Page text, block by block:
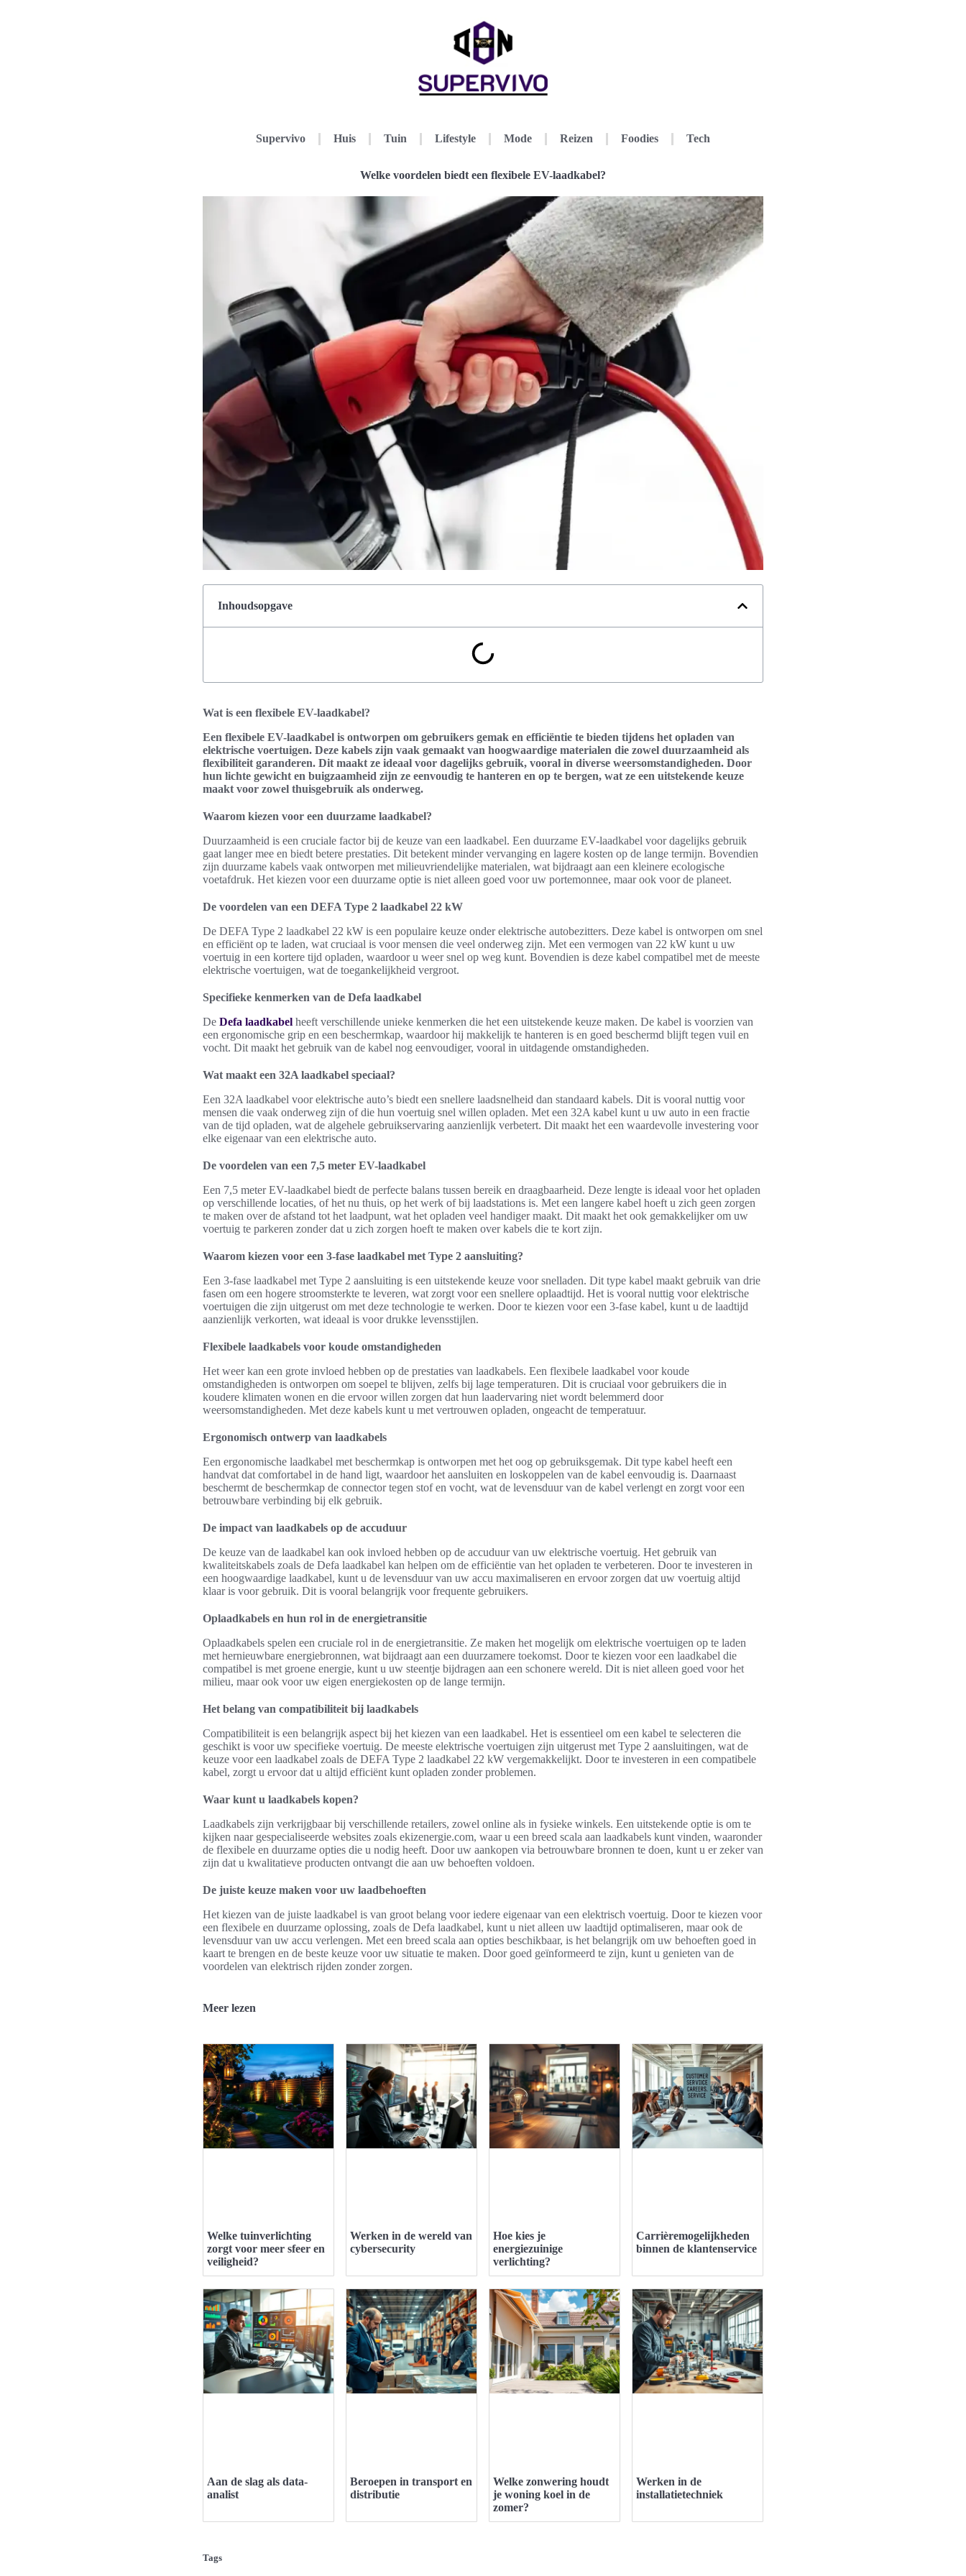
Supervivo Huis Tuin Lifestyle Mode Reizen Foodies Tech
Welke voordelen biedt een flexibele EV-laadkabel?
Inhoudsopgave
Wat is een flexibele EV-laadkabel?
Een flexibele EV-laadkabel is ontworpen om gebruikers gemak en efficiëntie te bieden tijdens het opladen van
elektrische voertuigen. Deze kabels zijn vaak gemaakt van hoogwaardige materialen die zowel duurzaamheid als
flexibiliteit garanderen. Dit maakt ze ideaal voor dagelijks gebruik, vooral in diverse weersomstandigheden. Door
hun lichte gewicht en buigzaamheid zijn ze eenvoudig te hanteren en op te bergen, wat ze een uitstekende keuze
maakt voor zowel thuisgebruik als onderweg.
Waarom kiezen voor een duurzame laadkabel?
Duurzaamheid is een cruciale factor bij de keuze van een laadkabel. Een duurzame EV-laadkabel voor dagelijks gebruik
gaat langer mee en biedt betere prestaties. Dit betekent minder vervanging en lagere kosten op de lange termijn. Bovendien
zijn duurzame kabels vaak ontworpen met milieuvriendelijke materialen, wat bijdraagt aan een kleinere ecologische
voetafdruk. Het kiezen voor een duurzame optie is niet alleen goed voor uw portemonnee, maar ook voor de planeet.
De voordelen van een DEFA Type 2 laadkabel 22 kW
De DEFA Type 2 laadkabel 22 kW is een populaire keuze onder elektrische autobezitters. Deze kabel is ontworpen om snel
en efficiënt op te laden, wat cruciaal is voor mensen die veel onderweg zijn. Met een vermogen van 22 kW kunt u uw
voertuig in een kortere tijd opladen, waardoor u weer snel op weg kunt. Bovendien is deze kabel compatibel met de meeste
elektrische voertuigen, wat de toegankelijkheid vergroot.
Specifieke kenmerken van de Defa laadkabel
De Defa laadkabel heeft verschillende unieke kenmerken die het een uitstekende keuze maken. De kabel is voorzien van
een ergonomische grip en een beschermkap, waardoor hij makkelijk te hanteren is en goed beschermd blijft tegen vuil en
vocht. Dit maakt het gebruik van de kabel nog eenvoudiger, vooral in uitdagende omstandigheden.
Wat maakt een 32A laadkabel speciaal?
Een 32A laadkabel voor elektrische auto’s biedt een snellere laadsnelheid dan standaard kabels. Dit is vooral nuttig voor
mensen die vaak onderweg zijn of die hun voertuig snel willen opladen. Met een 32A kabel kunt u uw auto in een fractie
van de tijd opladen, wat de algehele gebruikservaring aanzienlijk verbetert. Dit maakt het een waardevolle investering voor
elke eigenaar van een elektrische auto.
De voordelen van een 7,5 meter EV-laadkabel
Een 7,5 meter EV-laadkabel biedt de perfecte balans tussen bereik en draagbaarheid. Deze lengte is ideaal voor het opladen
op verschillende locaties, of het nu thuis, op het werk of bij laadstations is. Met een langere kabel hoeft u zich geen zorgen
te maken over de afstand tot het laadpunt, wat het opladen veel handiger maakt. Dit maakt het ook gemakkelijker om uw
voertuig te parkeren zonder dat u zich zorgen hoeft te maken over kabels die te kort zijn.
Waarom kiezen voor een 3-fase laadkabel met Type 2 aansluiting?
Een 3-fase laadkabel met Type 2 aansluiting is een uitstekende keuze voor snelladen. Dit type kabel maakt gebruik van drie
fasen om een hogere stroomsterkte te leveren, wat zorgt voor een snellere oplaadtijd. Het is vooral nuttig voor elektrische
voertuigen die zijn uitgerust om met deze technologie te werken. Door te kiezen voor een 3-fase kabel, kunt u de laadtijd
aanzienlijk verkorten, wat ideaal is voor drukke levensstijlen.
Flexibele laadkabels voor koude omstandigheden
Het weer kan een grote invloed hebben op de prestaties van laadkabels. Een flexibele laadkabel voor koude
omstandigheden is ontworpen om soepel te blijven, zelfs bij lage temperaturen. Dit is cruciaal voor gebruikers die in
koudere klimaten wonen en die ervoor willen zorgen dat hun laadervaring niet wordt belemmerd door
weersomstandigheden. Met deze kabels kunt u met vertrouwen opladen, ongeacht de temperatuur.
Ergonomisch ontwerp van laadkabels
Een ergonomische laadkabel met beschermkap is ontworpen met het oog op gebruiksgemak. Dit type kabel heeft een
handvat dat comfortabel in de hand ligt, waardoor het aansluiten en loskoppelen van de kabel eenvoudig is. Daarnaast
beschermt de beschermkap de connector tegen stof en vocht, wat de levensduur van de kabel verlengt en zorgt voor een
betrouwbare verbinding bij elk gebruik.
De impact van laadkabels op de accuduur
De keuze van de laadkabel kan ook invloed hebben op de accuduur van uw elektrische voertuig. Het gebruik van
kwaliteitskabels zoals de Defa laadkabel kan helpen om de efficiëntie van het opladen te verbeteren. Door te investeren in
een hoogwaardige laadkabel, kunt u de levensduur van uw accu maximaliseren en ervoor zorgen dat uw voertuig altijd
klaar is voor gebruik. Dit is vooral belangrijk voor frequente gebruikers.
Oplaadkabels en hun rol in de energietransitie
Oplaadkabels spelen een cruciale rol in de energietransitie. Ze maken het mogelijk om elektrische voertuigen op te laden
met hernieuwbare energiebronnen, wat bijdraagt aan een duurzamere toekomst. Door te kiezen voor een laadkabel die
compatibel is met groene energie, kunt u uw steentje bijdragen aan een schonere wereld. Dit is niet alleen goed voor het
milieu, maar ook voor uw eigen energiekosten op de lange termijn.
Het belang van compatibiliteit bij laadkabels
Compatibiliteit is een belangrijk aspect bij het kiezen van een laadkabel. Het is essentieel om een kabel te selecteren die
geschikt is voor uw specifieke voertuig. De meeste elektrische voertuigen zijn uitgerust met Type 2 aansluitingen, wat de
keuze voor een laadkabel zoals de DEFA Type 2 laadkabel 22 kW vergemakkelijkt. Door te investeren in een compatibele
kabel, zorgt u ervoor dat u altijd efficiënt kunt opladen zonder problemen.
Waar kunt u laadkabels kopen?
Laadkabels zijn verkrijgbaar bij verschillende retailers, zowel online als in fysieke winkels. Een uitstekende optie is om te
kijken naar gespecialiseerde websites zoals ekizenergie.com, waar u een breed scala aan laadkabels kunt vinden, waaronder
de flexibele en duurzame opties die u nodig heeft. Door uw aankopen via betrouwbare bronnen te doen, kunt u er zeker van
zijn dat u kwalitatieve producten ontvangt die aan uw behoeften voldoen.
De juiste keuze maken voor uw laadbehoeften
Het kiezen van de juiste laadkabel is van groot belang voor iedere eigenaar van een elektrisch voertuig. Door te kiezen voor
een flexibele en duurzame oplossing, zoals de Defa laadkabel, kunt u niet alleen uw laadtijd optimaliseren, maar ook de
levensduur van uw accu verlengen. Met een breed scala aan opties beschikbaar, is het belangrijk om uw behoeften goed in
kaart te brengen en de beste keuze voor uw situatie te maken. Door goed geïnformeerd te zijn, kunt u genieten van de
voordelen van elektrisch rijden zonder zorgen.
Meer lezen
Welke tuinverlichting
zorgt voor meer sfeer en
veiligheid?
Werken in de wereld van
cybersecurity
Hoe kies je
energiezuinige
verlichting?
Carrièremogelijkheden
binnen de klantenservice
Aan de slag als data-
analist
Beroepen in transport en
distributie
Welke zonwering houdt
je woning koel in de
zomer?
Werken in de
installatietechniek
Tags